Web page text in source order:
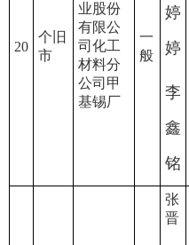
20
个旧
市
业股份
有限公
司化工
材料分
公司甲
基锡厂
一
般
婷
婷
李
鑫
铭
张
晋